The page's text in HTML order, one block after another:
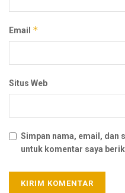
Email *
Situs Web
Simpan nama, email, dan
untuk komentar saya